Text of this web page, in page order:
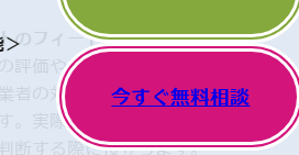
のフィードバック: 他のクライ
評価やレビューを確認するこ
者の対応や成果に関する情報
。実際の利用者の声は、業者
断する際に役立ちます。
今すぐ無料相談